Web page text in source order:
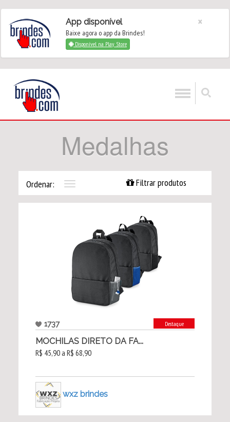
App disponível
Baixe agora o app da Brindes!
Disponível na Play Store
×
Medalhas
Ordenar:
Toggle
navigation
Filtrar produtos
1737 Destaque
MOCHILAS DIRETO DA FA...
R$ 45,90 a R$ 68,90
wxz brindes